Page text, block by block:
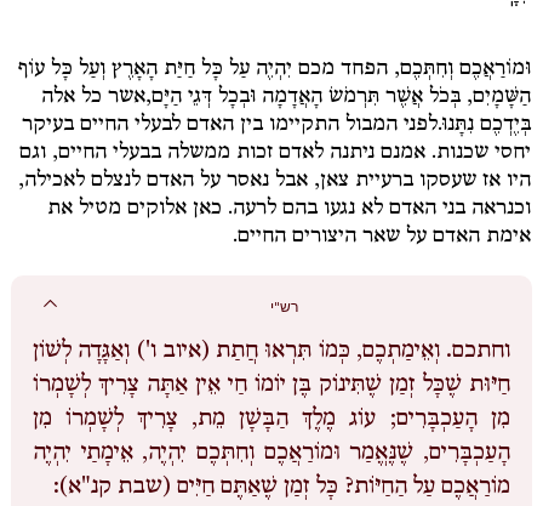
וּמוֹרַאֲכֶם וְחִתְּכֶם, הפחד מכם יִהְיֶה עַל כָּל חַיַּת הָאָרֶץ וְעַל כָּל עוֹף
הַשָּׁמָיִם, בְּכֹל אֲשֶׁר תִּרְמֹשׂ הָאֲדָמָה וּבְכָל דְּגֵי הַיָּם,אשר כל אלה
בְּיֶדְכֶם נִתָּנוּ.לפני המבול התקיימו בין האדם לבעלי החיים בעיקר
יחסי שכנות. אמנם ניתנה לאדם זכות ממשלה בבעלי החיים, וגם
היו אז שעסקו ברעיית צאן, אבל נאסר על האדם לנצלם לאכילה,
וכנראה בני האדם לא נגעו בהם לרעה. כאן אלוקים מטיל את
אימת האדם על שאר היצורים החיים.
רש"י
וחתכם. וְאֵימַתְכֶם, כְּמוֹ תִּרְאוּ חֲתַת (איוב ו') וְאַגָּדָה לְשׁוֹן
חַיּוּת שֶׁכָּל זְמַן שֶׁתִּינוֹק בֶּן יוֹמוֹ חַי אֵין אַתָּה צָרִיךְ לְשָׁמְרוֹ
מִן הָעַכְבָּרִים; עוֹג מֶלֶךְ הַבָּשָׁן מֵת, צָרִיךְ לְשָׁמְרוֹ מִן
הָעַכְבָּרִים, שֶׁנֶּאֱמַר וּמוֹרַאֲכֶם וְחִתְּכֶם יִהְיֶה, אֵימָתַי יִהְיֶה
מוֹרַאֲכֶם עַל הַחַיּוֹת? כָּל זְמַן שֶׁאַתֶּם חַיִּים (שבת קנ"א):